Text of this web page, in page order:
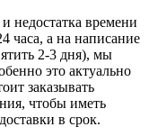
недостатка времени
часа, а на написание
2-3 дня), мы
это актуально
заказывать
чтобы иметь
в срок.